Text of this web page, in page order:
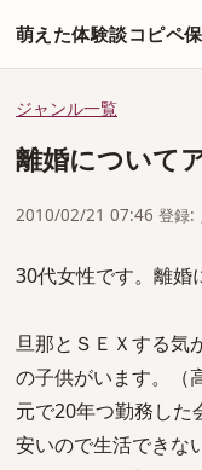
萌えた体験談コピペ
ジャンル一覧
離婚について
2010/02/21 07:46 登録:
30代女性です。離婚
旦那とＳＥＸする気
の子供がいます。（
元で20年つ勤務した
安いので生活できな